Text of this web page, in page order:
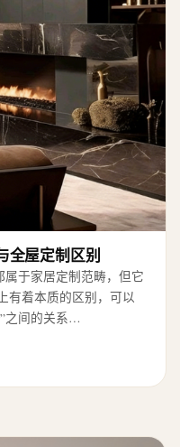
全屋定制区别
属于家居定制范畴，但它
有着本质的区别，可以
之间的关系…